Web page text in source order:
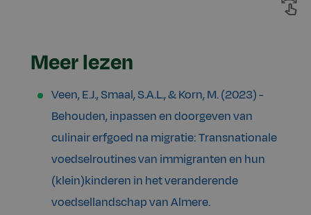
Meer lezen
Veen, E.J., Smaal, S.A.L., & Korn, M. (2023) -
Behouden, inpassen en doorgeven van
culinair erfgoed na migratie: Transnationale
voedselroutines van immigranten en hun
(klein)kinderen in het veranderende
voedsellandschap van Almere.